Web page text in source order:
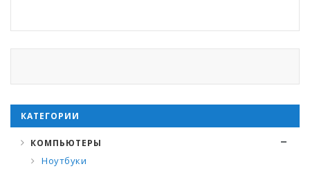
КАТЕГОРИИ
КОМПЬЮТЕРЫ
Ноутбуки